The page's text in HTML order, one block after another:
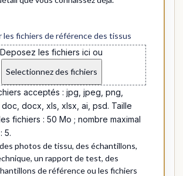
les fichiers de référence des tissus
Deposez les fichiers ici ou
Selectionnez des fichiers
acceptés : jpg, jpeg, png,
docx, xls, xlsx, ai, psd. Taille
fichiers : 50 Mo ; nombre maximal
5.
photos de tissu, des échantillons,
un rapport de test, des
de référence ou les fichiers